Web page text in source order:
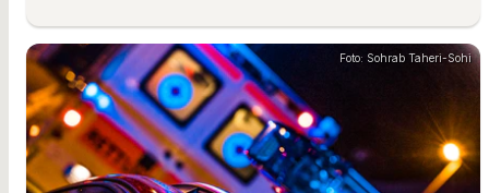
Foto: Sohrab Taheri-Sohi